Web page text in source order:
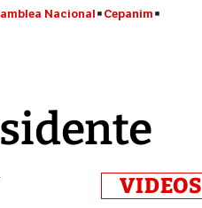
Nacional Cepanim
VIDEOS